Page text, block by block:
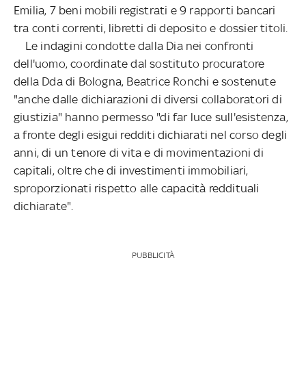
Emilia, 7 beni mobili registrati e 9 rapporti bancari
tra conti correnti, libretti di deposito e dossier titoli.
Le indagini condotte dalla Dia nei confronti
dell'uomo, coordinate dal sostituto procuratore
della Dda di Bologna, Beatrice Ronchi e sostenute
"anche dalle dichiarazioni di diversi collaboratori di
giustizia" hanno permesso "di far luce sull'esistenza,
a fronte degli esigui redditi dichiarati nel corso degli
anni, di un tenore di vita e di movimentazioni di
capitali, oltre che di investimenti immobiliari,
sproporzionati rispetto alle capacità reddituali
dichiarate".
PUBBLICITÀ